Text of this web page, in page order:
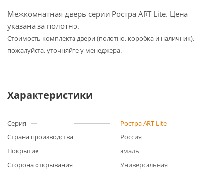
Межкомнатная дверь серии Ростра ART Lite. Цена
указана за полотно.
Cтоимость комплекта двери (полотно, коробка и наличник),
пожалуйста, уточняйте у менеджера.
Характеристики
Серия
Ростра ART Lite
Страна производства
Россия
Покрытие
эмаль
Сторона открывания
Универсальная